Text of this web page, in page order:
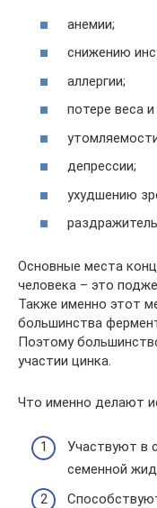
анемии;
снижению
аллергии;
потере веса
депрессии;
ухудшению
Основные места
человека – это
Также именно этот
большинства
Поэтому
участии цинка.
Что именно делают
Участвуют в
семенной